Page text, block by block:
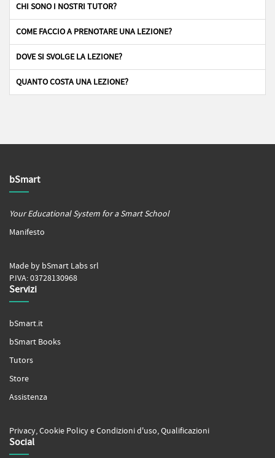
CHI SONO I NOSTRI TUTOR?
COME FACCIO A PRENOTARE UNA LEZIONE?
DOVE SI SVOLGE LA LEZIONE?
QUANTO COSTA UNA LEZIONE?
bSmart
Your Educational System for a Smart School
Manifesto
Made by bSmart Labs srl
P.IVA: 03728130968
Servizi
bSmart.it
bSmart Books
Tutors
Store
Assistenza
Privacy,Cookie PolicyeCondizioni d'uso,Qualificazioni
Social